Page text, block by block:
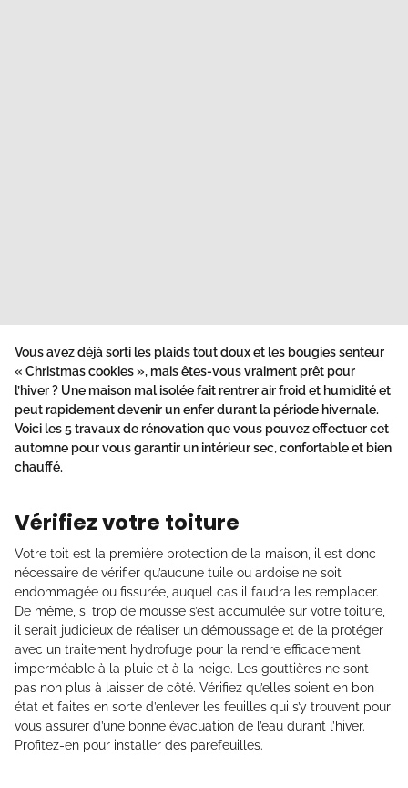
Vous avez déjà sorti les plaids tout doux et les bougies senteur
« Christmas cookies », mais êtes-vous vraiment prêt pour
l’hiver ? Une maison mal isolée fait rentrer air froid et humidité et
peut rapidement devenir un enfer durant la période hivernale.
Voici les 5 travaux de rénovation que vous pouvez effectuer cet
automne pour vous garantir un intérieur sec, confortable et bien
chauffé.
Vérifiez votre toiture
Votre toit est la première protection de la maison, il est donc
nécessaire de vérifier qu’aucune tuile ou ardoise ne soit
endommagée ou fissurée, auquel cas il faudra les remplacer.
De même, si trop de mousse s’est accumulée sur votre toiture,
il serait judicieux de réaliser un démoussage et de la protéger
avec un traitement hydrofuge pour la rendre efficacement
imperméable à la pluie et à la neige. Les gouttières ne sont
pas non plus à laisser de côté. Vérifiez qu’elles soient en bon
état et faites en sorte d’enlever les feuilles qui s’y trouvent pour
vous assurer d’une bonne évacuation de l’eau durant l’hiver.
Profitez-en pour installer des parefeuilles.